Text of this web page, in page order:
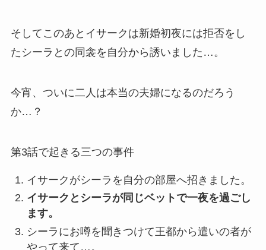
そしてこのあとイサークは新婚初夜には拒否をし
たシーラとの同衾を自分から誘いました…。
今宵、ついに二人は本当の夫婦になるのだろう
か…？
第3話で起きる三つの事件
イサークがシーラを自分の部屋へ招きました。
イサークとシーラが同じベットで一夜を過ごし
ます。
シーラにお噂を聞きつけて王都から遣いの者が
やって来て…。